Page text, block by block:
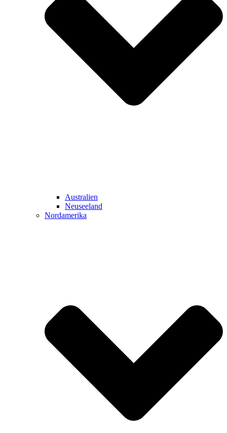
Australien
Neuseeland
Nordamerika